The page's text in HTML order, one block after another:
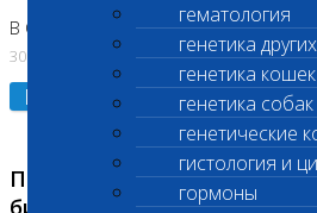
гематология
генетика
генетика кошек
генетика собак
генетические
гистология и
гормоны
В Сколково. Код (123,309,310)
30.07.2026
Подробнее
Приостановлено
биохимических